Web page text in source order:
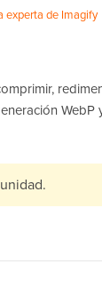
experta de Imagify
WebP